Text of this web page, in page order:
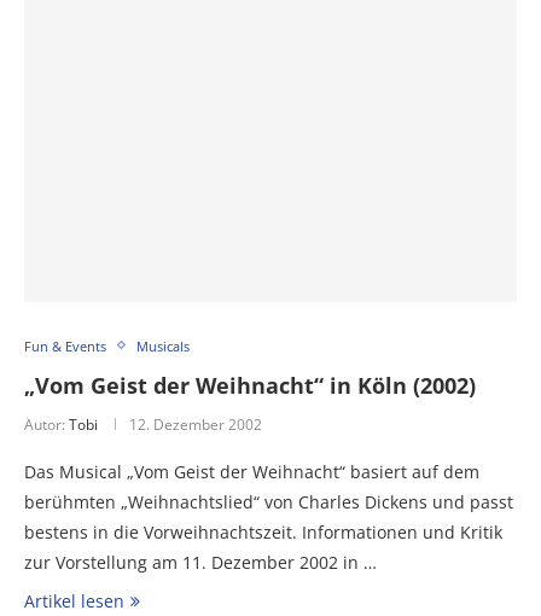
Fun & Events Musicals
„Vom Geist der Weihnacht“ in Köln (2002)
Autor: Tobi 12. Dezember 2002
Das Musical „Vom Geist der Weihnacht“ basiert auf dem
berühmten „Weihnachtslied“ von Charles Dickens und passt
bestens in die Vorweihnachtszeit. Informationen und Kritik
zur Vorstellung am 11. Dezember 2002 in …
Artikel lesen